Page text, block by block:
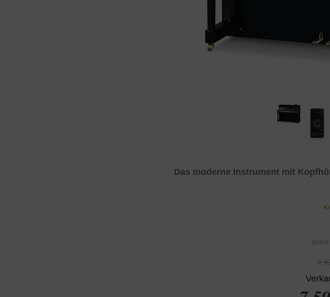
Das moderne Instrument mit